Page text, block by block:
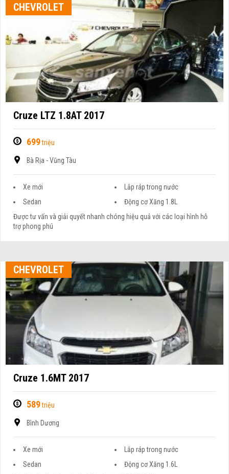
CHEVROLET
Cruze LTZ 1.8AT 2017
699triệu
Bà Rịa - Vũng Tàu
Xe mới
Lắp ráp trong nước
Sedan
Động cơ Xăng 1.8L
Được tư vấn và giải quyết nhanh chóng hiệu quả với các loại hình hỗ
trợ phong phú
CHEVROLET
Cruze 1.6MT 2017
589triệu
Bình Dương
Xe mới
Lắp ráp trong nước
Sedan
Động cơ Xăng 1.6L